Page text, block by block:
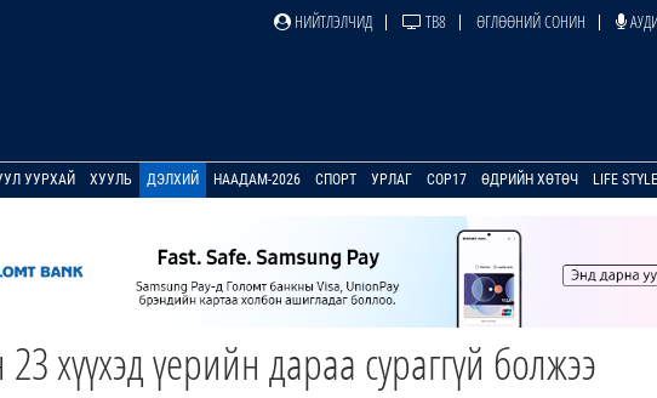
НИЙТЛЭЛЧИД ТВ8 ӨГЛӨӨНИЙ СОНИН
УУРХАЙ ХУУЛЬ ДЭЛХИЙ НААДАМ-2026 СПОРТ УРЛАГ COP17 ӨДРИЙН ХӨТӨЧ LIFE STYLE
23 хүүхэд үерийн дараа сураггүй болжээ